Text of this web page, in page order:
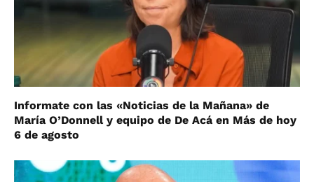
Informate con las «Noticias de la Mañana» de
María O’Donnell y equipo de De Acá en Más de hoy
6 de agosto